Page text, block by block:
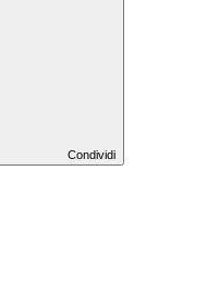
Condividi